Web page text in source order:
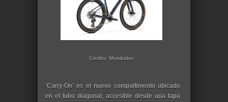
Crédito: Mondraker
‘Carry-On’ es el nuevo compartimento ubicado
en el tubo diagonal, accesible desde una tapa